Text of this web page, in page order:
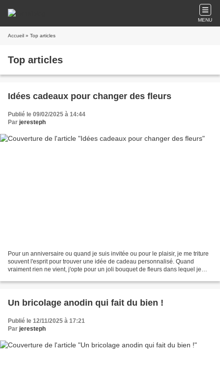
MENU
Accueil » Top articles
Top articles
Idées cadeaux pour changer des fleurs
Publié le 09/02/2025 à 14:44
Par jeresteph
Pour un anniversaire ou quand je suis invitée ou pour le plaisir, je me triture
souvent l'esprit pour trouver une idée de cadeau personnalisé. Quand
vraiment rien ne vient, j'opte pour un joli bouquet de fleurs dans lequel je
Un bricolage anodin qui fait du bien !
Publié le 12/11/2025 à 17:21
Par jeresteph